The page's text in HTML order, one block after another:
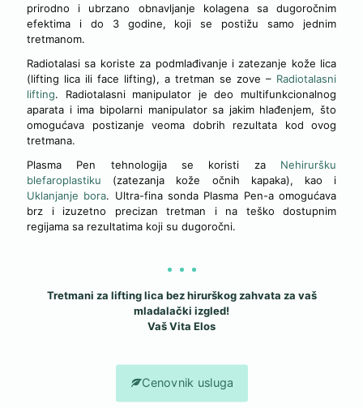
prirodno i ubrzano obnavljanje kolagena sa dugoročnim
efektima i do 3 godine, koji se postižu samo jednim
tretmanom.
Radiotalasi sa koriste za podmlađivanje i zatezanje kože lica
(lifting lica ili face lifting), a tretman se zove – Radiotalasni
lifting. Radiotalasni manipulator je deo multifunkcionalnog
aparata i ima bipolarni manipulator sa jakim hlađenjem, što
omogućava postizanje veoma dobrih rezultata kod ovog
tretmana.
Plasma Pen tehnologija se koristi za Nehiruršku
blefaroplastiku (zatezanja kože očnih kapaka), kao i
Uklanjanje bora. Ultra-fina sonda Plasma Pen-a omogućava
brz i izuzetno precizan tretman i na teško dostupnim
regijama sa rezultatima koji su dugoročni.
Tretmani za lifting lica bez hirurškog zahvata za vaš
mladalački izgled!
Vaš Vita Elos
Cenovnik usluga